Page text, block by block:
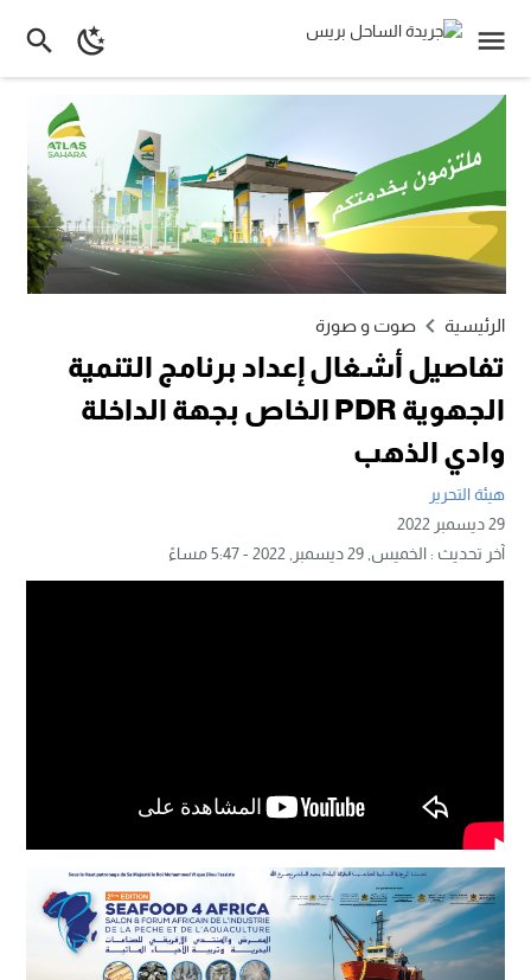
الرئيسية صوت و صورة
تفاصيل أشغال إعداد برنامج التنمية
الجهوية PDR الخاص بجهة الداخلة
وادي الذهب
هيئة التحرير
29 ديسمبر 2022
آخر تحديث :الخميس, 29 ديسمبر, 2022 - 5:47 مساءً